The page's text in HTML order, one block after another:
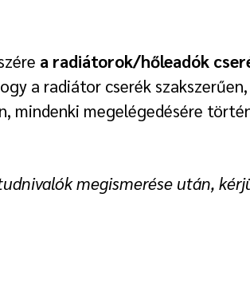
a radiátorok/hőleadók
a radiátor cserék
mindenki megelégedésére
megismerése után,